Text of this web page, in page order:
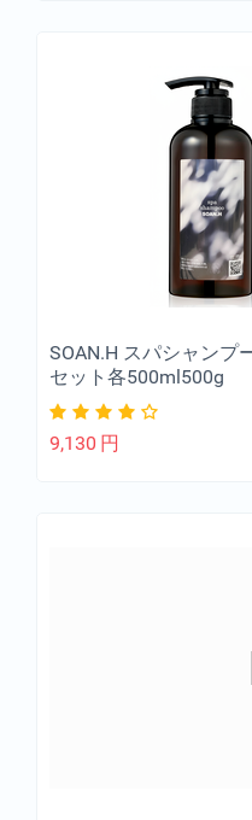
SOAN.H スパシャン
セット各500ml500g
9,130 円